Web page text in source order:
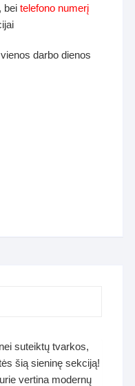
beitelefono numerį
darbo dienos
suteiktų tvarkos,
šią sieninę sekciją!
vertina modernų